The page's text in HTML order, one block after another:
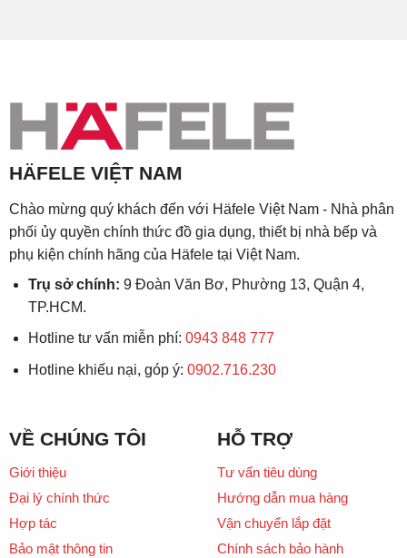
HÄFELE VIỆT NAM
Chào mừng quý khách đến với Häfele Việt Nam - Nhà phân
phối ủy quyền chính thức đồ gia dụng, thiết bị nhà bếp và
phụ kiện chính hãng của Häfele tại Việt Nam.
Trụ sở chính: 9 Đoàn Văn Bơ, Phường 13, Quận 4,
TP.HCM.
Hotline tư vấn miễn phí: 0943 848 777
Hotline khiếu nại, góp ý: 0902.716.230
VỀ CHÚNG TÔI
Giới thiệu
Đại lý chính thức
Hợp tác
Bảo mật thông tin
HỖ TRỢ
Tư vấn tiêu dùng
Hướng dẫn mua hàng
Vận chuyển lắp đặt
Chính sách bảo hành